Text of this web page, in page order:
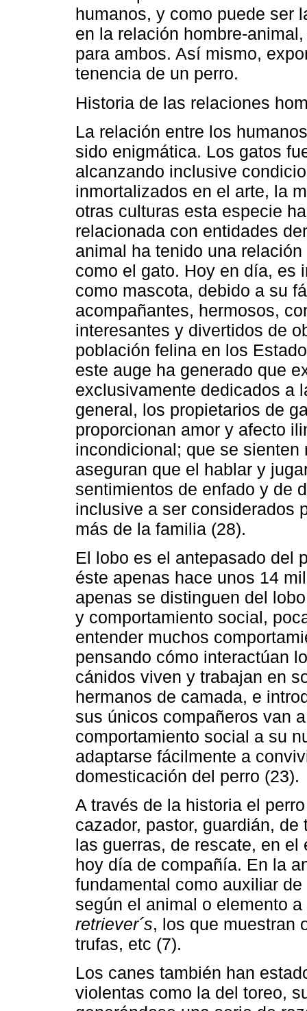
humanos, y como puede ser
en la relación hombre-
para ambos. Así mismo,
tenencia de un perro.
Historia de las relaciones
La relación entre los
sido enigmática. Los gatos
alcanzando inclusive
inmortalizados en el arte, la
otras culturas esta especie
relacionada con entidades
animal ha tenido una
como el gato. Hoy en día, es
como mascota, debido a su
acompañantes, hermosos,
interesantes y divertidos de
población felina en los
este auge ha generado que
exclusivamente dedicados a
general, los propietarios de
proporcionan amor y afecto
incondicional; que se
aseguran que el hablar y
sentimientos de enfado y de
inclusive a ser considerados
más de la familia (28).
El lobo es el antepasado del
éste apenas hace unos 14
apenas se distinguen del
y comportamiento social,
entender muchos
pensando cómo interactúan
cánidos viven y trabajan en
hermanos de camada, e
sus únicos compañeros van
comportamiento social a su
adaptarse fácilmente a
domesticación del perro (23).
A través de la historia el
cazador, pastor, guardián,
las guerras, de rescate, en
hoy día de compañía. En la
fundamental como auxiliar
según el animal o elemento
retriever´s, los que muestran
trufas, etc (7).
Los canes también han
violentas como la del toreo,